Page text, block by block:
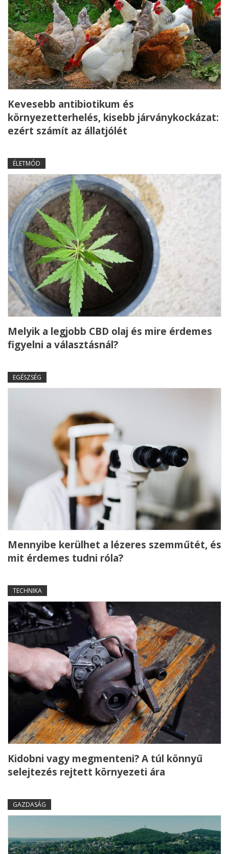
Kevesebb antibiotikum és
környezetterhelés, kisebb járványkockázat:
ezért számít az állatjólét
ÉLETMÓD
Melyik a legjobb CBD olaj és mire érdemes
figyelni a választásnál?
EGÉSZSÉG
Mennyibe kerülhet a lézeres szemműtét, és
mit érdemes tudni róla?
TECHNIKA
Kidobni vagy megmenteni? A túl könnyű
selejtezés rejtett környezeti ára
GAZDASÁG